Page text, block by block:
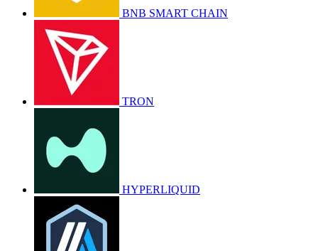
BNB SMART CHAIN
TRON
HYPERLIQUID